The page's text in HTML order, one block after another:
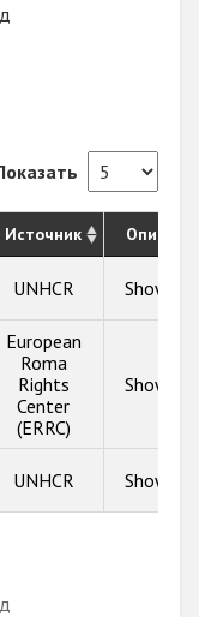
Источник
UNHCR Show
European
Roma
Rights
Center
(ERRC)
Show
UNHCR Show